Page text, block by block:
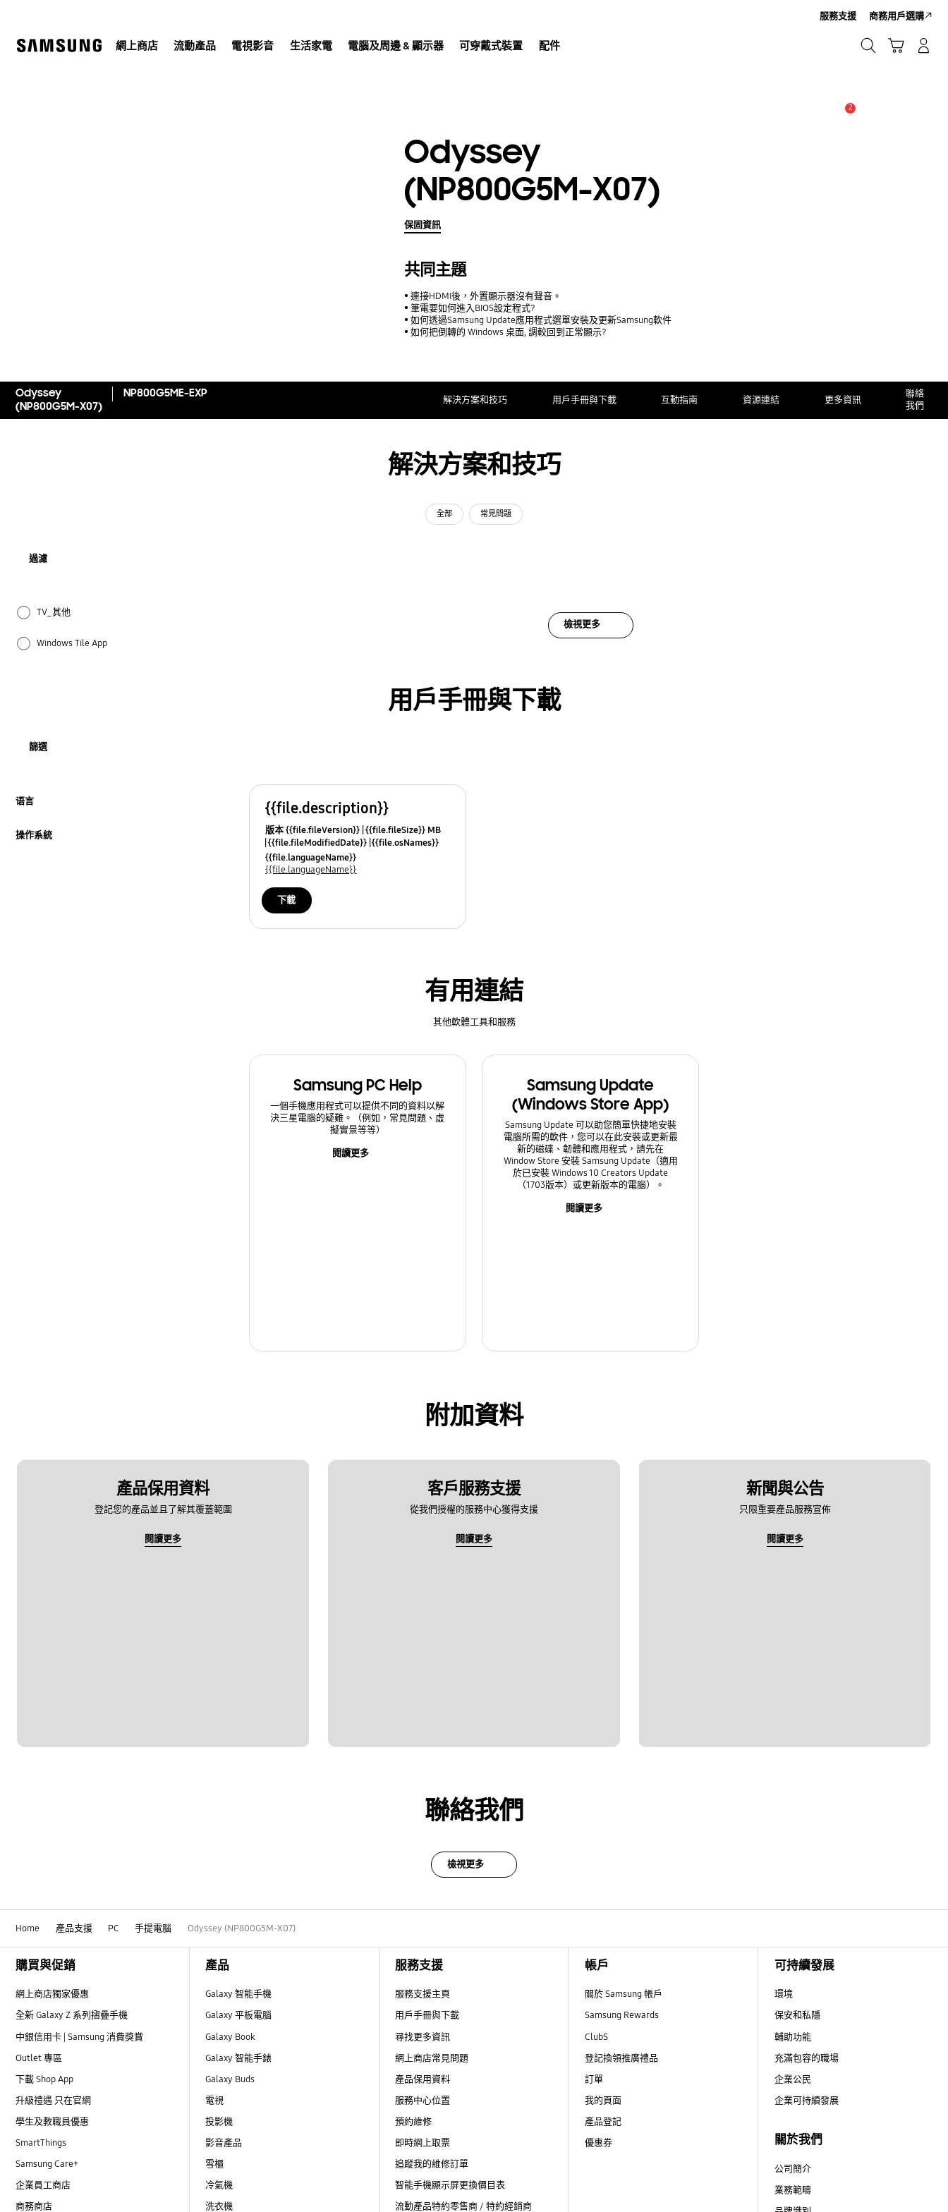
網上商店 流動產品 電視影音 生活家電 電腦及周邊 & 顯示器 可穿戴式裝置 配件
服務支援 商務用戶選購
2
Odyssey
(NP800G5M-X07)
保固資訊
共同主題
連接HDMI後，外置顯示器沒有聲音。
筆電要如何進入BIOS設定程式?
如何透過Samsung Update應用程式選單安裝及更新Samsung軟件
如何把倒轉的 Windows 桌面, 調較回到正常顯示?
Odyssey
(NP800G5M-X07)
NP800G5ME-EXP 解決方案和技巧 用戶手冊與下載 互動指南 資源連結 更多資訊
聯絡
我們
解決方案和技巧
全部 常見問題
過濾
TV_其他
Windows Tile App
驅動程式
檢視更多
用戶手冊與下載
篩選
语言
操作系統
{{file.description}}
版本 {{file.fileVersion}} {{file.fileSize}} MB
{{file.fileModifiedDate}} {{file.osNames}}
{{file.languageName}}
{{file.languageName}}
下載
有用連結
其他軟體工具和服務
Samsung PC Help
一個手機應用程式可以提供不同的資料以解
決三星電腦的疑難。（例如，常見問題、虛
擬實景等等）
閱讀更多
Samsung Update
(Windows Store App)
Samsung Update 可以助您簡單快捷地安裝
電腦所需的軟件，您可以在此安裝或更新最
新的磁碟、韌體和應用程式，請先在
Window Store 安裝 Samsung Update（適用
於已安裝 Windows 10 Creators Update
（1703版本）或更新版本的電腦）。
閱讀更多
附加資料
產品保用資料
登記您的產品並且了解其覆蓋範圍
閱讀更多
客戶服務支援
從我們授權的服務中心獲得支援
閱讀更多
新聞與公告
只限重要產品服務宣佈
閱讀更多
聯絡我們
檢視更多
Home 產品支援 PC 手提電腦 Odyssey (NP800G5M-X07)
購買與促銷
網上商店獨家優惠
全新 Galaxy Z 系列摺疊手機
中銀信用卡 | Samsung 消費獎賞
Outlet 專區
下載 Shop App
升級禮遇 只在官網
學生及教職員優惠
SmartThings
Samsung Care+
企業員工商店
商務商店
產品
Galaxy 智能手機
Galaxy 平板電腦
Galaxy Book
Galaxy 智能手錶
Galaxy Buds
電視
投影機
影音產品
雪櫃
冷氣機
洗衣機
服務支援
服務支援主頁
用戶手冊與下載
尋找更多資訊
網上商店常見問題
產品保用資料
服務中心位置
預約維修
即時網上取票
追蹤我的維修訂單
智能手機顯示屏更換價目表
流動產品特約零售商 / 特約經銷商
帳戶
關於 Samsung 帳戶
Samsung Rewards
ClubS
登記換領推廣禮品
訂單
我的頁面
產品登記
優惠券
可持續發展
環境
保安和私隱
輔助功能
充滿包容的職場
企業公民
企業可持續發展
關於我們
公司簡介
業務範疇